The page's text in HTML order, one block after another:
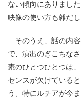
ない傾向にありまし
映像の使い方も雑だし
そのうえ、話の内
で、演出のぎこちな
素のひとつひとつは
センスが欠けている
う。特にルチアが今